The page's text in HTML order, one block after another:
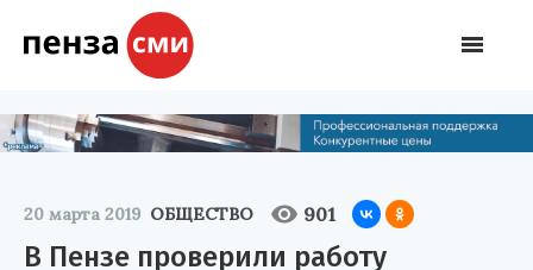
20 марта 2019 ОБЩЕСТВО 901
В Пензе проверили работу